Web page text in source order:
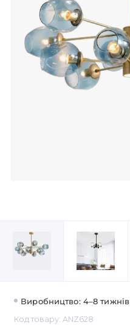
Виробництво: 4–8 тижнів
Код товару: ANZ628